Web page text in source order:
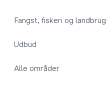
Fangst, fiskeri og landbrug
Udbud
Alle områder